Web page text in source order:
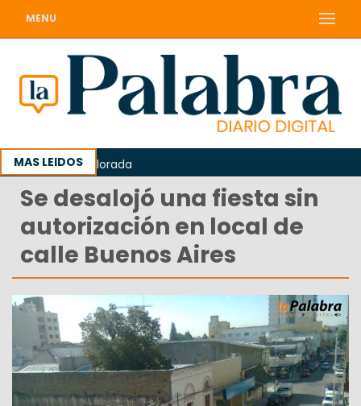
MENU
MAS LEIDOS
Punta Colorada
Se desalojó una fiesta sin
autorización en local de
calle Buenos Aires